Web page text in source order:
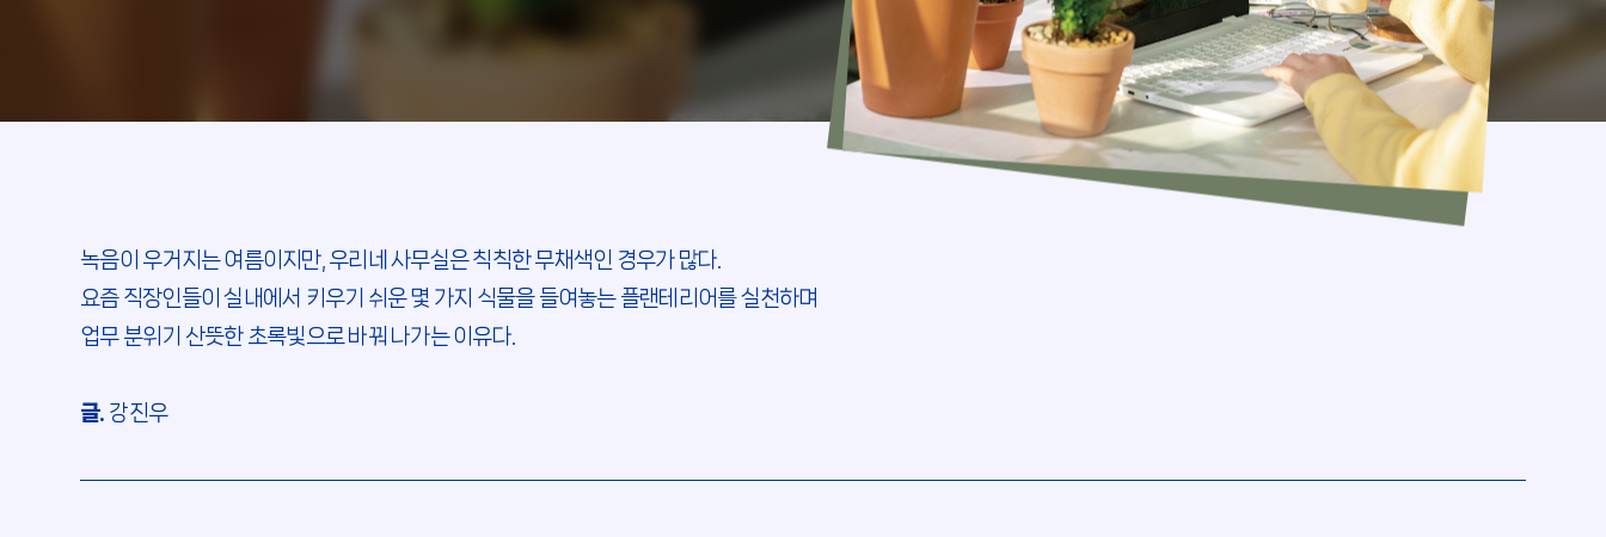
녹음이 우거지는 여름이지만, 우리네 사무실은 칙칙한 무채색인 경우가 많다.
요즘 직장인들이 실내에서 키우기 쉬운 몇 가지 식물을 들여놓는 플랜테리어를 실천하며
업무 분위기 산뜻한 초록빛으로 바꿔 나가는 이유다.
글. 강진우